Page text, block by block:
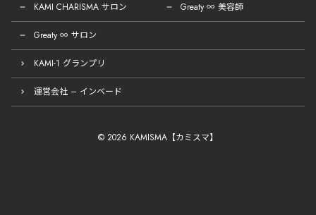
KAMI CHARISMA サロン
Greaty ∞ 美容師
Greaty ∞ サロン
KAMI-1 グランプリ
運営会社 – インベード
© 2026 KAMISMA【カミスマ】